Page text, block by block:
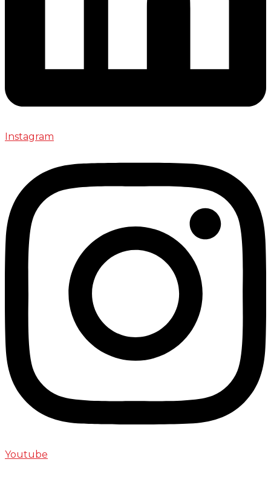
Instagram
Youtube